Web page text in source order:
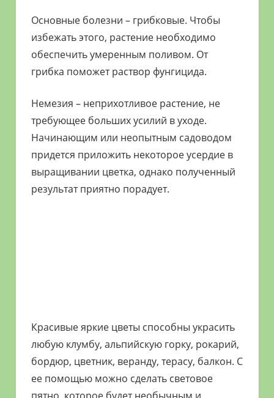
Основные болезни – грибковые. Чтобы
избежать этого, растение необходимо
обеспечить умеренным поливом. От
грибка поможет раствор фунгицида.
Немезия – неприхотливое растение, не
требующее больших усилий в уходе.
Начинающим или неопытным садоводом
придется приложить некоторое усердие в
выращивании цветка, однако полученный
результат приятно порадует.
Красивые яркие цветы способны украсить
любую клумбу, альпийскую горку, рокарий,
бордюр, цветник, веранду, терасу, балкон. С
ее помощью можно сделать световое